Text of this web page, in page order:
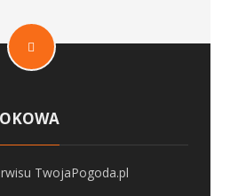
TwojaPogoda.pl